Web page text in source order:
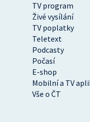
TV program
Živé vysílání
TV poplatky
Teletext
Podcasty
Počasí
E-shop
Mobilní a TV
Vše o ČT